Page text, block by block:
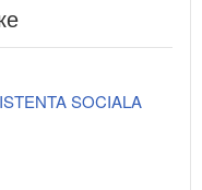
SOCIALA